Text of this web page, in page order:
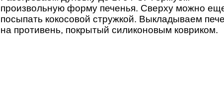
произвольную форму печенья. Сверху можно
посыпать кокосовой стружкой. Выкладываем
на противень, покрытый силиконовым ковриком.